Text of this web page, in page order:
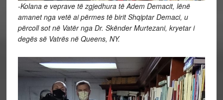
-Kolana e veprave të zgjedhura të Adem Demacit, lënë
amanet nga vetë ai përmes të birit Shqiptar Demaci, u
përcoll sot në Vatër nga Dr. Skënder Murtezani, kryetar i
degës së Vatrës në Queens, NY.